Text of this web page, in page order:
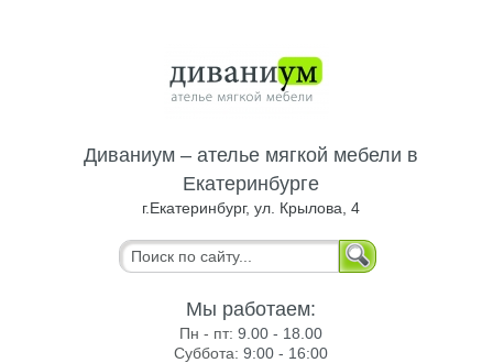
Диваниум – ателье мягкой мебели в
Екатеринбурге
г.Екатеринбург, ул. Крылова, 4
Мы работаем:
Пн - пт:9.00 - 18.00
Суббота:9:00 - 16:00